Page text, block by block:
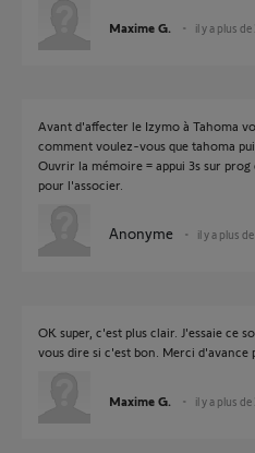
Maxime G. il y a plus de
Avant d'affecter le Izymo à Tahoma
comment voulez-vous que tahoma
Ouvrir la mémoire = appui 3s sur
pour l'associer.
Anonyme il y a plus
OK super, c'est plus clair. J'essaie ce
vous dire si c'est bon. Merci d'avance
Maxime G. il y a plus de